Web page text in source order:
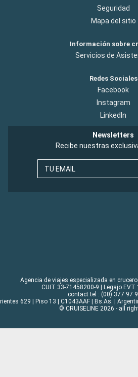
Seguridad
Mapa del sitio
Información sobre
Servicios de
Redes Sociales
Facebook
Instagram
LinkedIn
Newsletters
Recibe nuestras
TU EMAIL
Agencia de viajes especializada en crucero
CUIT 33-71458200-9 | Legajo EVT
contact tel : (00) 377 97
629 | Piso 13 | C1043AAF | Bs.As. |
© CRUISELINE 2026 - all